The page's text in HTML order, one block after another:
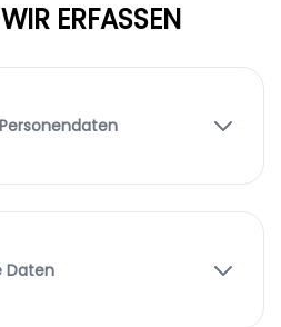
ERFASSEN
Daten